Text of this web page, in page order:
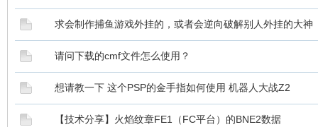
求会制作捕鱼游戏外挂的，或者会逆向破解别人外挂的大神
请问下载的cmf文件怎么使用？
想请教一下 这个PSP的金手指如何使用 机器人大战Z2
【技术分享】火焰纹章FE1（FC平台）的BNE2数据